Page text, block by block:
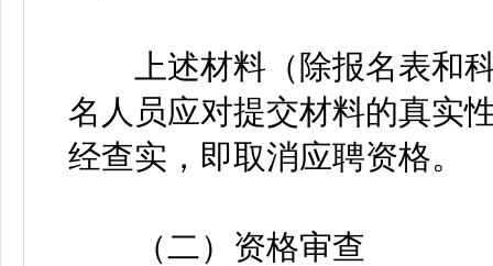
上述材料（除报名表和科
名人员应对提交材料的真实
经查实，即取消应聘资格。
（二）资格审查